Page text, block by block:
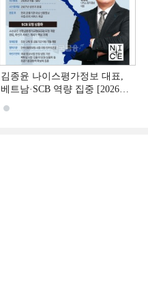
김종윤 나이스평가정보 대표,
베트남·SCB 역량 집중 [2026